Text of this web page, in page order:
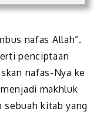
nafas Allah”.
penciptaan
nafas-Nya ke
makhluk
sebuah kitab yang